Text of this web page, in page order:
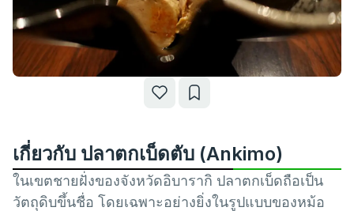
เกี่ยวกับ ปลาตกเบ็ดตับ (Ankimo)
ในเขตชายฝั่งของจังหวัดอิบารากิ ปลาตกเบ็ดถือเป็น
วัตถุดิบขึ้นชื่อ โดยเฉพาะอย่างยิ่งในรูปแบบของหม้อ